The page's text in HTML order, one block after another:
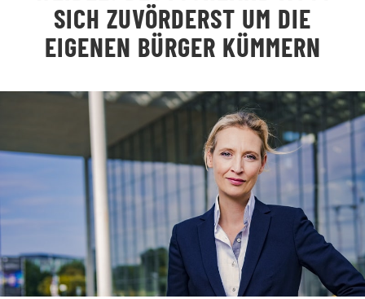
LANDESGRUPPEN
VERANSTALTUNGEN
STELLENPORTAL
MEDIATHEK
SICH ZUVÖRDERST UM DIE
EIGENEN BÜRGER KÜMMERN